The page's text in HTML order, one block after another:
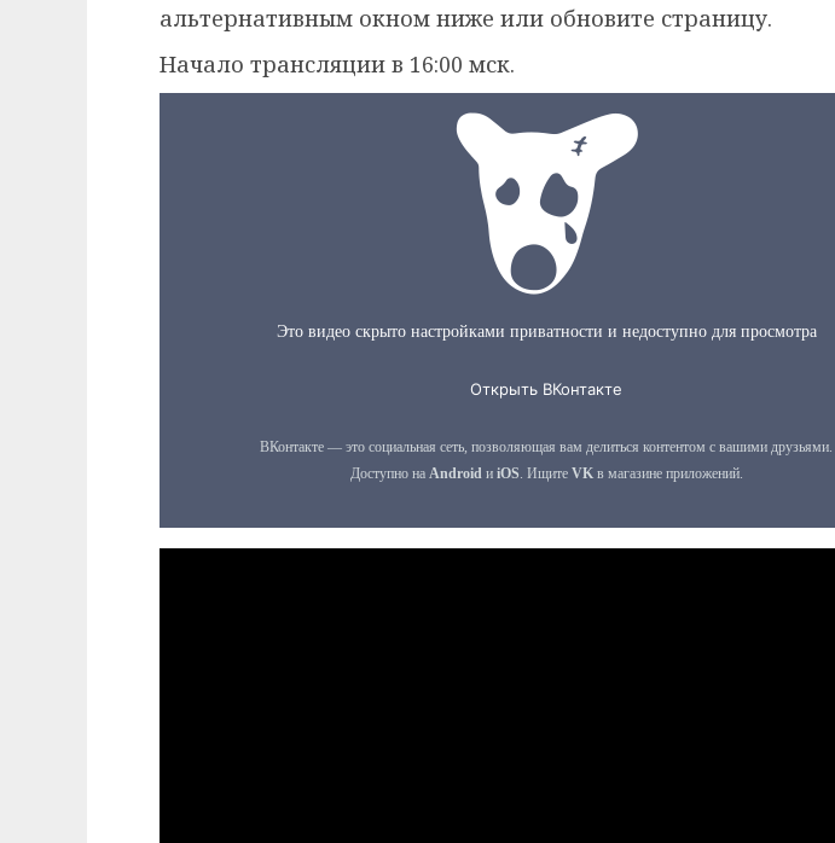
альтернативным окном ниже или обновите страницу.
Начало трансляции в 16:00 мск.